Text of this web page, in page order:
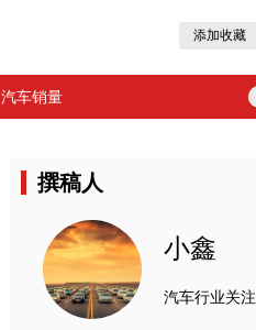
添加收藏
汽车销量
撰稿人
小鑫
汽车行业关